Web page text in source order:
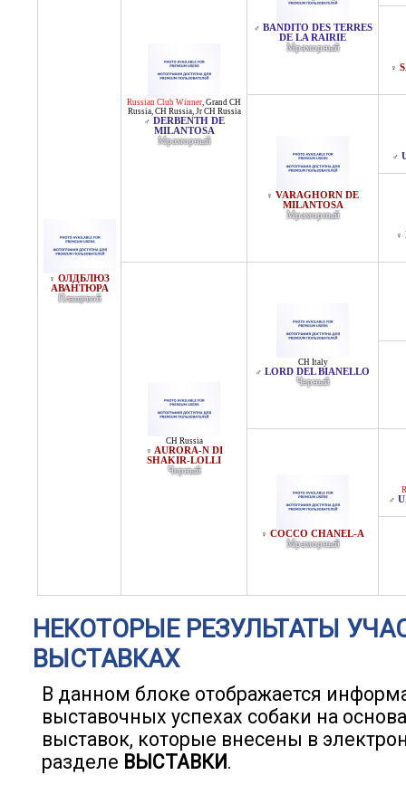
♀ ОЛДБЛЮЗ
АВАНТЮРА
Плащевой
Russian Club Winner, Grand CH
Russia, CH Russia, Jr CH Russia
♂ DERBENTH DE
MILANTOSA
Мраморный
♂ BANDITO DES TERRES
DE LA RAIRIE
Мраморный
♀
♀ VARAGHORN DE
MILANTOSA
Мраморный
♂
♀
CH Russia
♀ AURORA-N DI
SHAKIR-LOLLI
Черный
CH Italy
♂ LORD DEL BIANELLO
Черный
♀ COCCO CHANEL-A
Мраморный
♂
НЕКОТОРЫЕ РЕЗУЛЬТАТЫ
ВЫСТАВКАХ
В данном блоке отображается
выставочных успехах собаки на
выставок, которые внесены в
разделе ВЫСТАВКИ.